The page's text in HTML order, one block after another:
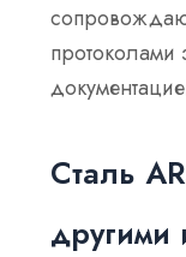
протоколами
Сталь
другими